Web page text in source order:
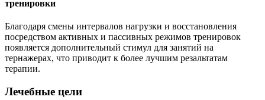
тренировки
Благодаря смены интервалов нагрузки и восстановления
посредством активных и пассивных режимов тренировок
появляется дополнительный стимул для занятий на
тернажерах, что приводит к более лучшим резальтатам
терапии.
Лечебные цели